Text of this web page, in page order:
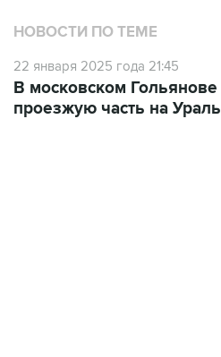
НОВОСТИ ПО ТЕМЕ
22 января 2025 года 21:45
В московском
проезжую часть на